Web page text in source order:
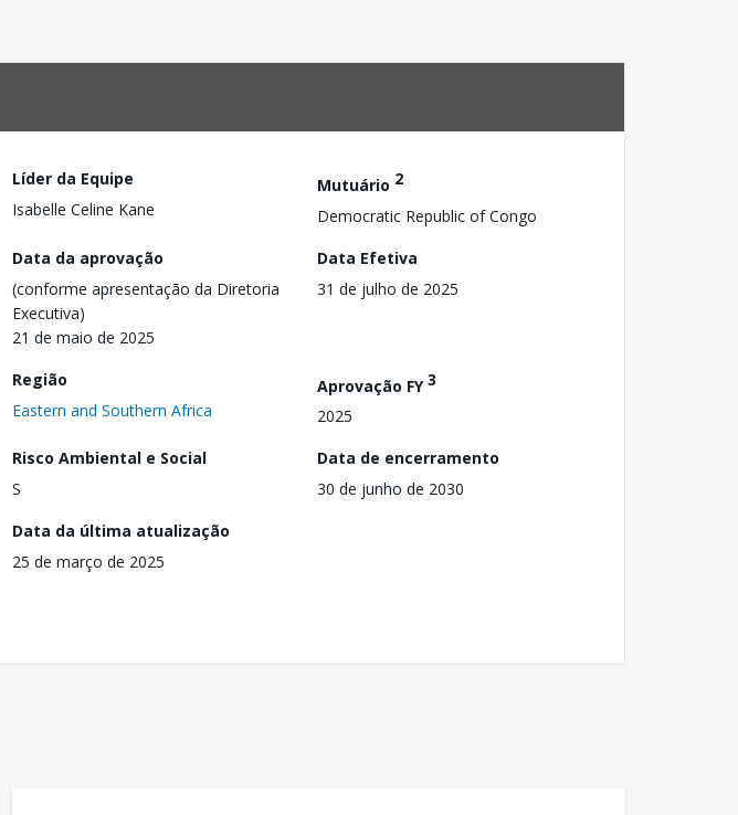
Líder da Equipe
Isabelle Celine Kane
Mutuário 2
Democratic Republic of Congo
Data da aprovação
(conforme apresentação da Diretoria
Executiva)
21 de maio de 2025
Data Efetiva
31 de julho de 2025
Região
Eastern and Southern Africa
Aprovação FY3
2025
Risco Ambiental e Social
S
Data de encerramento
30 de junho de 2030
Data da última atualização
25 de março de 2025